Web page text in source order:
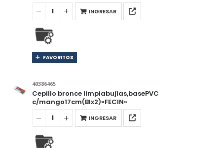
INGRESAR
FAVORITOS
40386465
Cepillo bronce limpiabujías,basePVC
c/mango17cm(Blx2)»FECIN»
INGRESAR